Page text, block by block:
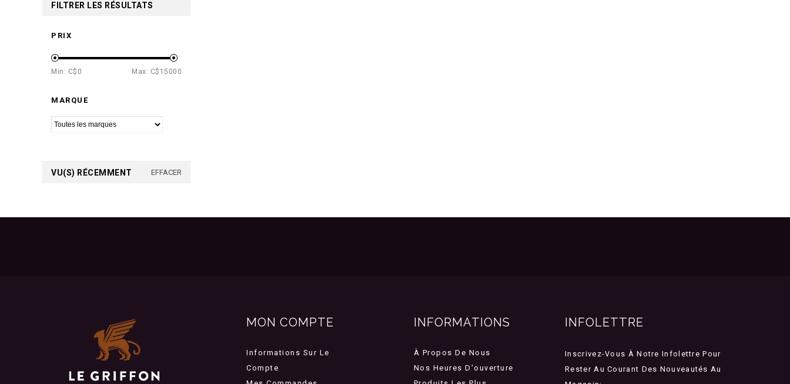
FILTRER LES RÉSULTATS
PRIX
Min: C$ 0 Max: C$ 15000
MARQUE
VU(S) RÉCEMMENT EFFACER
MON COMPTE
Informations Sur Le
Compte
INFORMATIONS
À Propos De Nous
Nos Heures D'ouverture
INFOLETTRE
Inscrivez-Vous À Notre Infolettre Pour
Rester Au Courant Des Nouveautés Au